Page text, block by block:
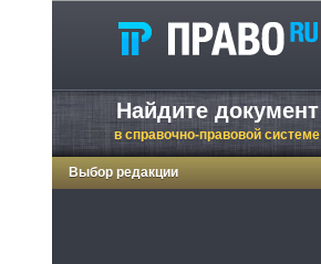
Найдите документ
в справочно-правовой системе
Выбор редакции